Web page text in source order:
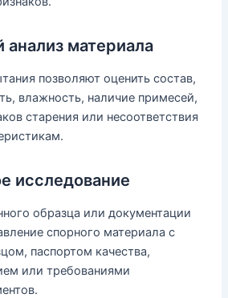
материала
позволяют оценить состав,
влажность, наличие примесей,
старения или несоответствия
исследование
образца или документации
спорного материала с
паспортом качества,
или требованиями